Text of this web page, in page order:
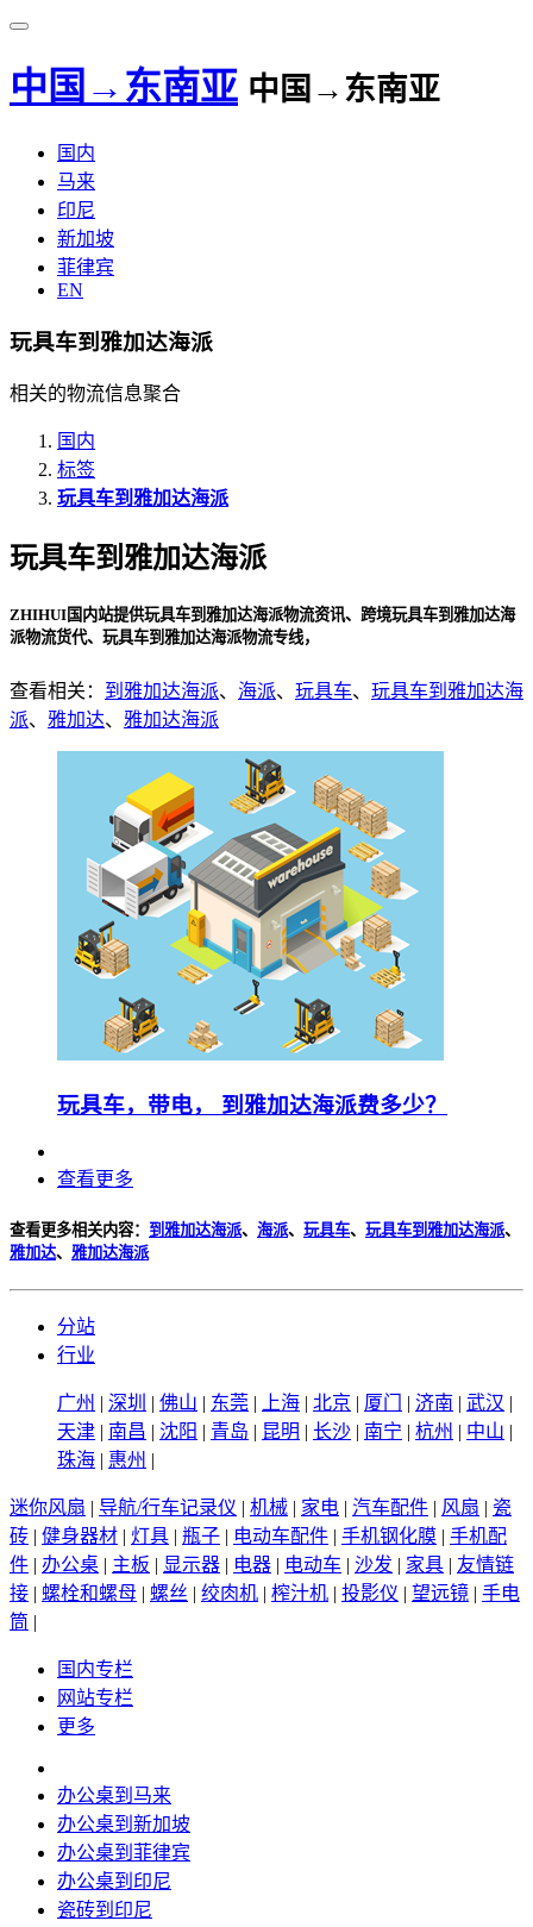
中国→东南亚 中国→东南亚
国内
马来
印尼
新加坡
菲律宾
EN
玩具车到雅加达海派
相关的物流信息聚合
国内
标签
玩具车到雅加达海派
玩具车到雅加达海派
ZHIHUI国内站提供玩具车到雅加达海派物流资讯、跨境玩具车到雅加达海
派物流货代、玩具车到雅加达海派物流专线，
查看相关： 到雅加达海派、 海派、 玩具车、 玩具车到雅加达海
派、 雅加达、 雅加达海派
玩具车，带电， 到雅加达海派费多少？
查看更多
查看更多相关内容： 到雅加达海派、 海派、 玩具车、 玩具车到雅加达海派、
雅加达、 雅加达海派
分站
行业
广州 | 深圳 | 佛山 | 东莞 | 上海 | 北京 | 厦门 | 济南 | 武汉 |
天津 | 南昌 | 沈阳 | 青岛 | 昆明 | 长沙 | 南宁 | 杭州 | 中山 |
珠海 | 惠州 |
迷你风扇 | 导航/行车记录仪 | 机械 | 家电 | 汽车配件 | 风扇 | 瓷
砖 | 健身器材 | 灯具 | 瓶子 | 电动车配件 | 手机钢化膜 | 手机配
件 | 办公桌 | 主板 | 显示器 | 电器 | 电动车 | 沙发 | 家具 | 友情链
接 | 螺栓和螺母 | 螺丝 | 绞肉机 | 榨汁机 | 投影仪 | 望远镜 | 手电
筒 |
国内专栏
网站专栏
更多
办公桌到马来
办公桌到新加坡
办公桌到菲律宾
办公桌到印尼
瓷砖到印尼